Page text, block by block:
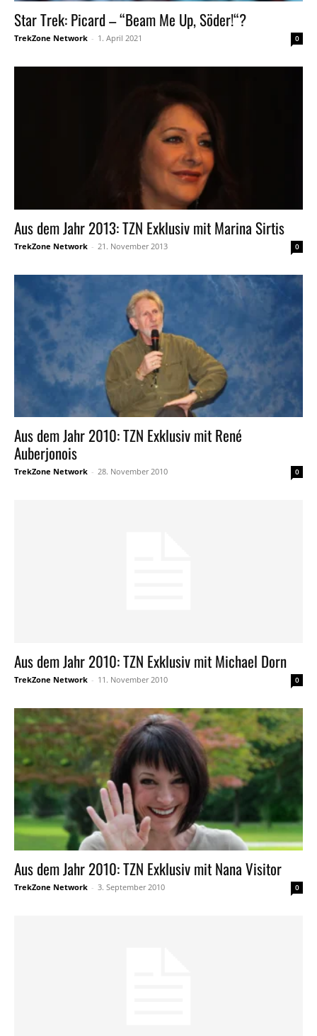
Star Trek: Picard – “Beam Me Up, Söder!“?
TrekZone Network - 1. April 2021 0
Aus dem Jahr 2013: TZN Exklusiv mit Marina Sirtis
TrekZone Network - 21. November 2013 0
Aus dem Jahr 2010: TZN Exklusiv mit René
Auberjonois
TrekZone Network - 28. November 2010 0
Aus dem Jahr 2010: TZN Exklusiv mit Michael Dorn
TrekZone Network - 11. November 2010 0
Aus dem Jahr 2010: TZN Exklusiv mit Nana Visitor
TrekZone Network - 3. September 2010 0